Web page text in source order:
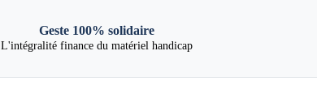
Geste 100% solidaire
L'intégralité finance du matériel handicap